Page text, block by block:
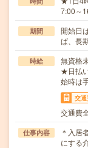
7:00～
期間
開始日
ば、長
時給
無資格
★日払
始時は
交
交通費
仕事内容
＊入居
にする